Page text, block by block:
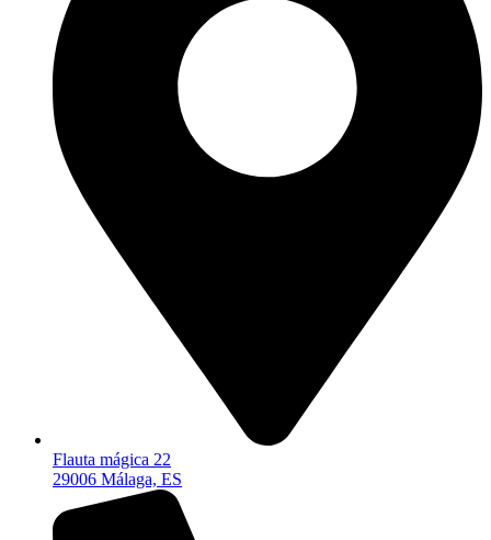
Flauta mágica 22
29006 Málaga, ES